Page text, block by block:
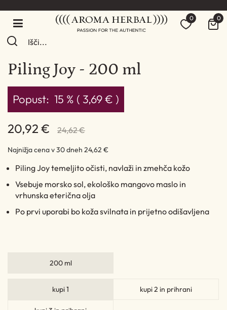
0 0
Piling Joy - 200 ml
24,62 €
Popust: 15 % ( 3,69 € )
20,92 €
Najnižja cena v 30 dneh 24,62 €
Piling Joy temeljito očisti, navlaži in zmehča kožo
Vsebuje morsko sol, ekološko mangovo maslo in
vrhunska eterična olja
Po prvi uporabi bo koža svilnata in prijetno odišavljena
200 ml
kupi 1 kupi 2 in prihrani